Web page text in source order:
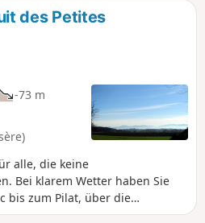
des Petites
-73 m
alle, die keine
Bei klarem Wetter haben Sie
bis zum Pilat, über die
den Vercors einen